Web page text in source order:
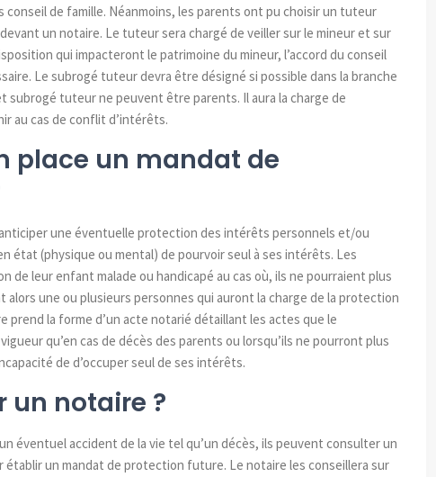
de famille. Néanmoins, les parents ont pu choisir un tuteur
un notaire. Le tuteur sera chargé de veiller sur le mineur et sur
qui impacteront le patrimoine du mineur, l’accord du conseil
Le subrogé tuteur devra être désigné si possible dans la branche
tuteur ne peuvent être parents. Il aura la charge de
au cas de conflit d’intérêts.
place un mandat de
une éventuelle protection des intérêts personnels et/ou
état (physique ou mental) de pourvoir seul à ses intérêts. Les
de leur enfant malade ou handicapé au cas où, ils ne pourraient plus
une ou plusieurs personnes qui auront la charge de la protection
la forme d’un acte notarié détaillant les actes que le
qu’en cas de décès des parents ou lorsqu’ils ne pourront plus
de d’occuper seul de ses intérêts.
un notaire ?
éventuel accident de la vie tel qu’un décès, ils peuvent consulter un
un mandat de protection future. Le notaire les conseillera sur